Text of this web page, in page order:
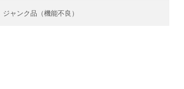
ジャンク品（機能不良）